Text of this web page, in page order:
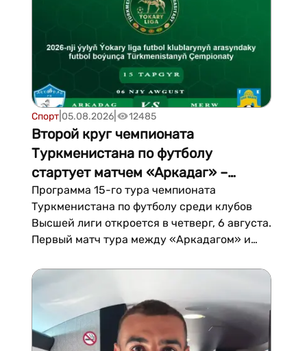
Каролина, США) на арене Bojangles
Coliseum. Поединок включен в осно...
Спорт| 05.08.2026| 12485
Второй круг чемпионата
Туркменистана по футболу
стартует матчем «Аркадаг» –
«Мерв»
Программа 15-го тура чемпионата
Туркменистана по футболу среди клубов
Высшей лиги откроется в четверг, 6 августа.
Первый матч тура между «Аркадагом» и
кругу национального первенства. Встреча
начало запланировано на 18:15. «Аркадаг»
выдал феноменальн...